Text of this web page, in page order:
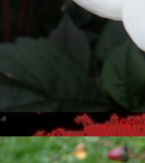
2025-10-10_14.50.17_216.JPG